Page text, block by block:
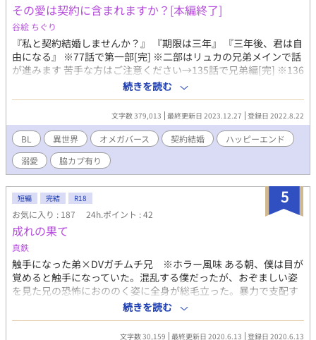
その愛は契約に含まれますか？[本編終了]
谷絵 ちぐり
『私と契約結婚しませんか？』 『期限は三年』 『三年後、君は自
由になる』 ※77話で第一部[完] ※二部はリュカの兄弟メインで話
が進みます 苦手な方はご注意ください→135話で兄弟編[完] ※136
話から第三部温泉旅行珍道中編(ホラー風味ですので苦手な方はご
注意ください) ※153話から温泉旅行内運命の番編→165話タイト
ル回収しました→168話で温泉編[完] ※170話から脇カプ番編苦手
な方はご注意ください→187話で本編[完] ※n番煎じになるかわか
らない話です ※オメガバースです(世界観は割愛) ※ゆる設定です
ので苦手な方はご注意ください
続きを読む
文字数 379,013 最終更新日 2023.12.27 登録日 2022.8.22
BL 異世界 オメガバース 契約結婚
ハッピーエンド
溺愛
脇カプ有り
5
短編 完結 R18
お気に入り : 187 24h.ポイント : 42
成れの果て
真鉄
触手になった弟×DVガチムチ兄 ※ホラー風味 ある朝、僕は目が
覚めると触手になっていた。混乱する僕だったが、おぞましい姿
を見た兄の恐怖におののく姿に全身が総毛立った。暴力で支配す
るあの兄が僕を恐れているのだ。今度は僕が兄を支配する番だ
――。 弟×兄/触手/潮吹き/亀頭責め/尿道責め/結腸責め/出産/
続きを読む
文字数 30,159 最終更新日 2020.6.13 登録日 2020.6.13